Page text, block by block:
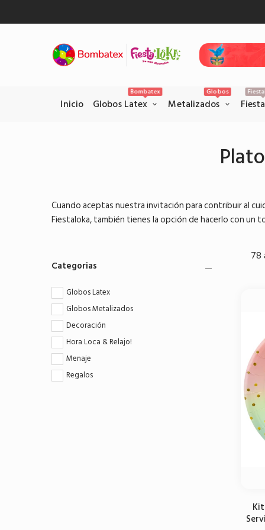
Inicio
PSE en el siguiente link.
Inicio Globos Latex
Bombatex
Metalizados
Globos
Fiesta
Cuando aceptas nuestra invitación para contribuir al
Fiestaloka, también tienes la opción de hacerlo con un
Categorias
Globos Latex
Globos Metalizados
Decoración
Hora Loca & Relajo!
Menaje
Regalos
78